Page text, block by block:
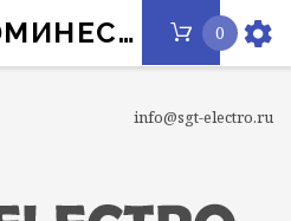
info@sgt-electro.ru
0
ЛАМПЫ ЛЮМИНЕСЦЕНТНЫЕ